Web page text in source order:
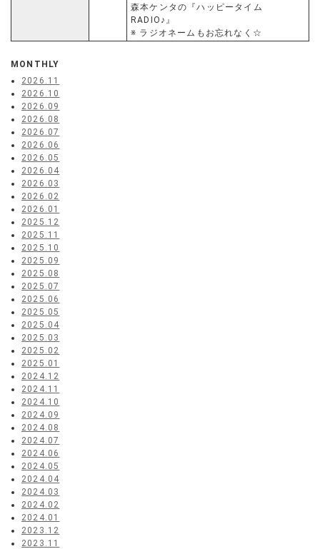
森本ケンタの『ハッピータイム
RADIO♪』
※ ラジオネームもお忘れなく☆
MONTHLY
2026.11
2026.10
2026.09
2026.08
2026.07
2026.06
2026.05
2026.04
2026.03
2026.02
2026.01
2025.12
2025.11
2025.10
2025.09
2025.08
2025.07
2025.06
2025.05
2025.04
2025.03
2025.02
2025.01
2024.12
2024.11
2024.10
2024.09
2024.08
2024.07
2024.06
2024.05
2024.04
2024.03
2024.02
2024.01
2023.12
2023.11